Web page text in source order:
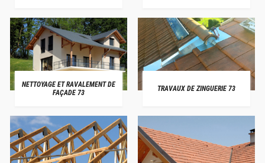
NETTOYAGE ET RAVALEMENT DE
FAÇADE 73
TRAVAUX DE ZINGUERIE 73